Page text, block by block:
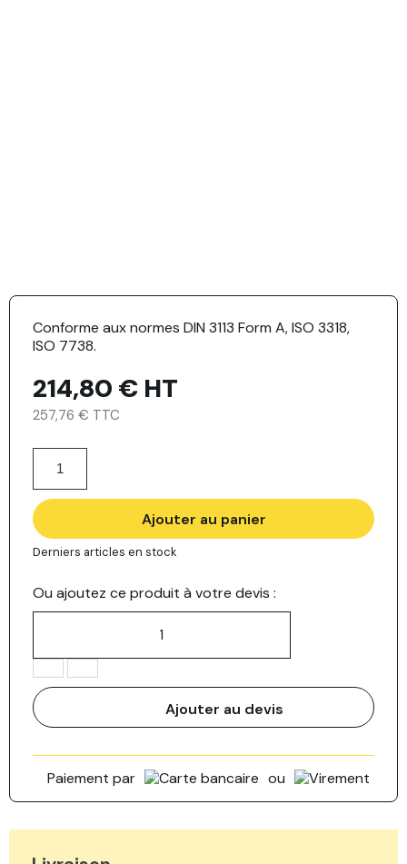
Conforme aux normes DIN 3113 Form A, ISO 3318,
ISO 7738.
214,80 € HT
257,76 € TTC
Ajouter au panier
Derniers articles en stock
Ou ajoutez ce produit à votre devis :
Ajouter au devis
Paiement par ou